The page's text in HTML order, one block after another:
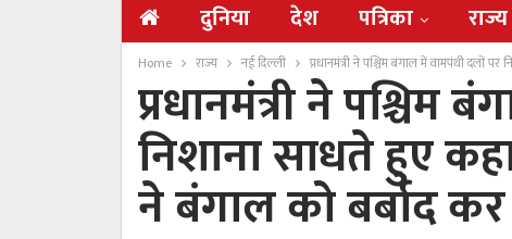
दुनिया देश पत्रिका राज्य
Home राज्य नई दिल्ली प्रधानमंत्री ने पश्चिम बंगाल में वामपंथी दलों
प्रधानमंत्री ने पश्चिम
निशाना साधते हुए
ने बंगाल को बर्बाद कर